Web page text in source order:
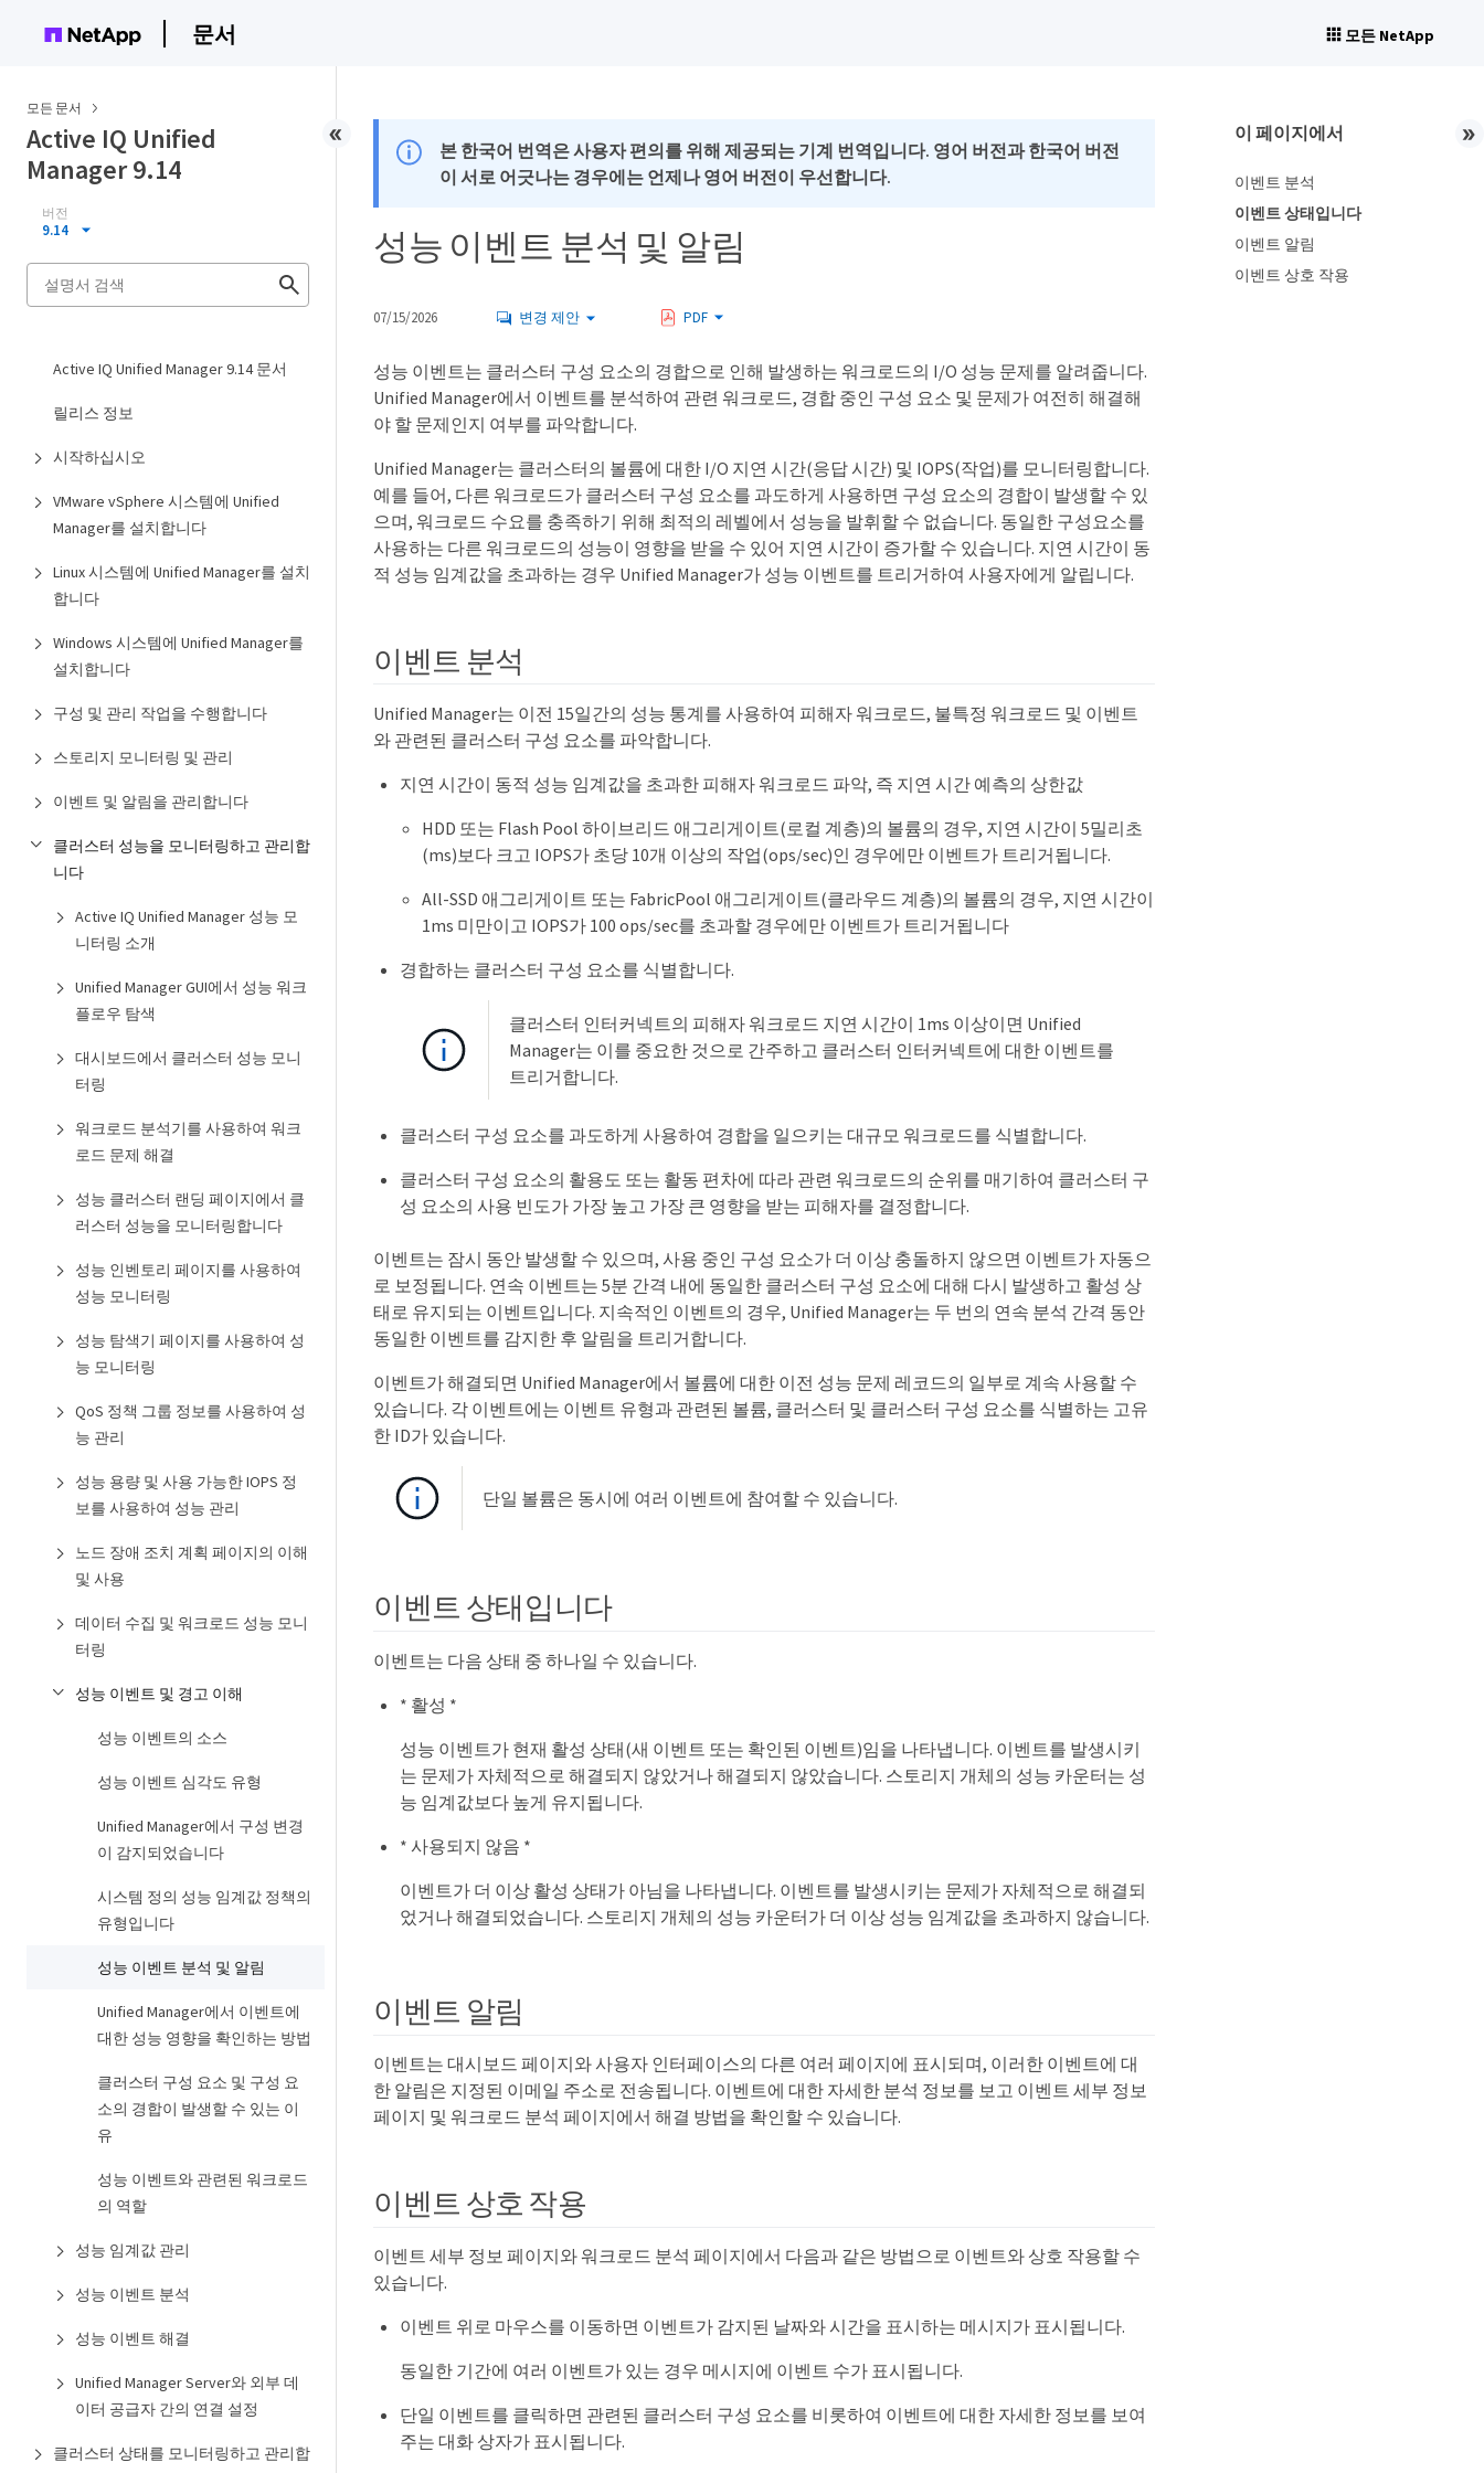
문서 모든 NetApp
모든 문서
Active IQ Unified
Manager 9.14
버전
9.14
Active IQ Unified Manager 9.14 문서
릴리스 정보
시작하십시오
VMware vSphere 시스템에 Unified
Manager를 설치합니다
Linux 시스템에 Unified Manager를 설치
합니다
Windows 시스템에 Unified Manager를
설치합니다
구성 및 관리 작업을 수행합니다
스토리지 모니터링 및 관리
이벤트 및 알림을 관리합니다
클러스터 성능을 모니터링하고 관리합
니다
Active IQ Unified Manager 성능 모
니터링 소개
Unified Manager GUI에서 성능 워크
플로우 탐색
대시보드에서 클러스터 성능 모니
터링
워크로드 분석기를 사용하여 워크
로드 문제 해결
성능 클러스터 랜딩 페이지에서 클
러스터 성능을 모니터링합니다
성능 인벤토리 페이지를 사용하여
성능 모니터링
성능 탐색기 페이지를 사용하여 성
능 모니터링
QoS 정책 그룹 정보를 사용하여 성
능 관리
성능 용량 및 사용 가능한 IOPS 정
보를 사용하여 성능 관리
노드 장애 조치 계획 페이지의 이해
및 사용
데이터 수집 및 워크로드 성능 모니
터링
성능 이벤트 및 경고 이해
성능 이벤트의 소스
성능 이벤트 심각도 유형
Unified Manager에서 구성 변경
이 감지되었습니다
시스템 정의 성능 임계값 정책의
유형입니다
성능 이벤트 분석 및 알림
Unified Manager에서 이벤트에
대한 성능 영향을 확인하는 방법
클러스터 구성 요소 및 구성 요
소의 경합이 발생할 수 있는 이
유
성능 이벤트와 관련된 워크로드
의 역할
성능 임계값 관리
성능 이벤트 분석
성능 이벤트 해결
Unified Manager Server와 외부 데
이터 공급자 간의 연결 설정
클러스터 상태를 모니터링하고 관리합
본 한국어 번역은 사용자 편의를 위해 제공되는 기계 번역입니다. 영어 버전과 한국어 버전
이 서로 어긋나는 경우에는 언제나 영어 버전이 우선합니다.
성능 이벤트 분석 및 알림
07/15/2026 변경 제안 PDF
성능 이벤트는 클러스터 구성 요소의 경합으로 인해 발생하는 워크로드의 I/O 성능 문제를 알려줍니다.
Unified Manager에서 이벤트를 분석하여 관련 워크로드, 경합 중인 구성 요소 및 문제가 여전히 해결해
야 할 문제인지 여부를 파악합니다.
Unified Manager는 클러스터의 볼륨에 대한 I/O 지연 시간(응답 시간) 및 IOPS(작업)를 모니터링합니다.
예를 들어, 다른 워크로드가 클러스터 구성 요소를 과도하게 사용하면 구성 요소의 경합이 발생할 수 있
으며, 워크로드 수요를 충족하기 위해 최적의 레벨에서 성능을 발휘할 수 없습니다. 동일한 구성요소를
사용하는 다른 워크로드의 성능이 영향을 받을 수 있어 지연 시간이 증가할 수 있습니다. 지연 시간이 동
적 성능 임계값을 초과하는 경우 Unified Manager가 성능 이벤트를 트리거하여 사용자에게 알립니다.
이벤트 분석
Unified Manager는 이전 15일간의 성능 통계를 사용하여 피해자 워크로드, 불특정 워크로드 및 이벤트
와 관련된 클러스터 구성 요소를 파악합니다.
지연 시간이 동적 성능 임계값을 초과한 피해자 워크로드 파악, 즉 지연 시간 예측의 상한값
HDD 또는 Flash Pool 하이브리드 애그리게이트(로컬 계층)의 볼륨의 경우, 지연 시간이 5밀리초
(ms)보다 크고 IOPS가 초당 10개 이상의 작업(ops/sec)인 경우에만 이벤트가 트리거됩니다.
All-SSD 애그리게이트 또는 FabricPool 애그리게이트(클라우드 계층)의 볼륨의 경우, 지연 시간이
1ms 미만이고 IOPS가 100 ops/sec를 초과할 경우에만 이벤트가 트리거됩니다
경합하는 클러스터 구성 요소를 식별합니다.
클러스터 인터커넥트의 피해자 워크로드 지연 시간이 1ms 이상이면 Unified
Manager는 이를 중요한 것으로 간주하고 클러스터 인터커넥트에 대한 이벤트를
트리거합니다.
클러스터 구성 요소를 과도하게 사용하여 경합을 일으키는 대규모 워크로드를 식별합니다.
클러스터 구성 요소의 활용도 또는 활동 편차에 따라 관련 워크로드의 순위를 매기하여 클러스터 구
성 요소의 사용 빈도가 가장 높고 가장 큰 영향을 받는 피해자를 결정합니다.
이벤트는 잠시 동안 발생할 수 있으며, 사용 중인 구성 요소가 더 이상 충돌하지 않으면 이벤트가 자동으
로 보정됩니다. 연속 이벤트는 5분 간격 내에 동일한 클러스터 구성 요소에 대해 다시 발생하고 활성 상
태로 유지되는 이벤트입니다. 지속적인 이벤트의 경우, Unified Manager는 두 번의 연속 분석 간격 동안
동일한 이벤트를 감지한 후 알림을 트리거합니다.
이벤트가 해결되면 Unified Manager에서 볼륨에 대한 이전 성능 문제 레코드의 일부로 계속 사용할 수
있습니다. 각 이벤트에는 이벤트 유형과 관련된 볼륨, 클러스터 및 클러스터 구성 요소를 식별하는 고유
한 ID가 있습니다.
단일 볼륨은 동시에 여러 이벤트에 참여할 수 있습니다.
이벤트 상태입니다
이벤트는 다음 상태 중 하나일 수 있습니다.
* 활성 *
성능 이벤트가 현재 활성 상태(새 이벤트 또는 확인된 이벤트)임을 나타냅니다. 이벤트를 발생시키
는 문제가 자체적으로 해결되지 않았거나 해결되지 않았습니다. 스토리지 개체의 성능 카운터는 성
능 임계값보다 높게 유지됩니다.
* 사용되지 않음 *
이벤트가 더 이상 활성 상태가 아님을 나타냅니다. 이벤트를 발생시키는 문제가 자체적으로 해결되
었거나 해결되었습니다. 스토리지 개체의 성능 카운터가 더 이상 성능 임계값을 초과하지 않습니다.
이벤트 알림
이벤트는 대시보드 페이지와 사용자 인터페이스의 다른 여러 페이지에 표시되며, 이러한 이벤트에 대
한 알림은 지정된 이메일 주소로 전송됩니다. 이벤트에 대한 자세한 분석 정보를 보고 이벤트 세부 정보
페이지 및 워크로드 분석 페이지에서 해결 방법을 확인할 수 있습니다.
이벤트 상호 작용
이벤트 세부 정보 페이지와 워크로드 분석 페이지에서 다음과 같은 방법으로 이벤트와 상호 작용할 수
있습니다.
이벤트 위로 마우스를 이동하면 이벤트가 감지된 날짜와 시간을 표시하는 메시지가 표시됩니다.
동일한 기간에 여러 이벤트가 있는 경우 메시지에 이벤트 수가 표시됩니다.
단일 이벤트를 클릭하면 관련된 클러스터 구성 요소를 비롯하여 이벤트에 대한 자세한 정보를 보여
주는 대화 상자가 표시됩니다.
이 페이지에서
이벤트 분석
이벤트 상태입니다
이벤트 알림
이벤트 상호 작용